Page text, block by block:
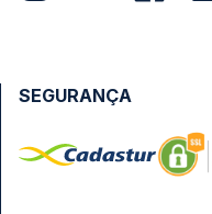
SEGURANÇA